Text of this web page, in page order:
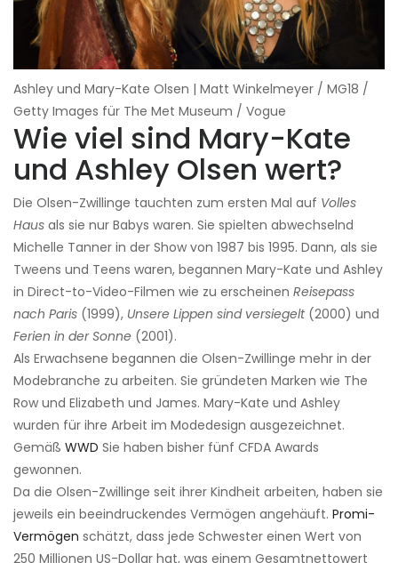
Ashley und Mary-Kate Olsen | Matt Winkelmeyer / MG18 /
Getty Images für The Met Museum / Vogue
Wie viel sind Mary-Kate
und Ashley Olsen wert?
Die Olsen-Zwillinge tauchten zum ersten Mal auf Volles
Haus als sie nur Babys waren. Sie spielten abwechselnd
Michelle Tanner in der Show von 1987 bis 1995. Dann, als sie
Tweens und Teens waren, begannen Mary-Kate und Ashley
in Direct-to-Video-Filmen wie zu erscheinen Reisepass
nach Paris (1999), Unsere Lippen sind versiegelt(2000) und
Ferien in der Sonne (2001).
Als Erwachsene begannen die Olsen-Zwillinge mehr in der
Modebranche zu arbeiten. Sie gründeten Marken wie The
Row und Elizabeth und James. Mary-Kate und Ashley
wurden für ihre Arbeit im Modedesign ausgezeichnet.
Gemäß WWD Sie haben bisher fünf CFDA Awards
gewonnen.
Da die Olsen-Zwillinge seit ihrer Kindheit arbeiten, haben sie
jeweils ein beeindruckendes Vermögen angehäuft. Promi-
Vermögen schätzt, dass jede Schwester einen Wert von
250 Millionen US-Dollar hat, was einem Gesamtnettowert